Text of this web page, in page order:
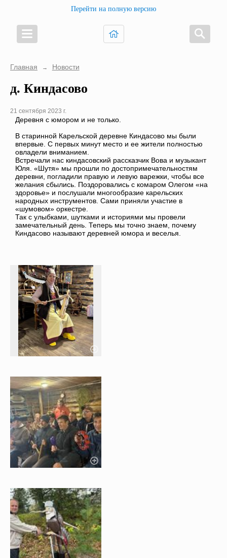
Перейти на полную версию
Главная → Новости
д. Киндасово
21 сентября 2023 г.
Деревня с юмором и не только.
В старинной Карельской деревне Киндасово мы были
впервые. С первых минут место и ее жители полностью
овладели вниманием.
Встречали нас киндасовский рассказчик Вова и музыкант
Юля. «Шутя» мы прошли по достопримечательностям
деревни, погладили правую и левую варежки, чтобы все
желания сбылись. Поздоровались с комаром Олегом «на
здоровье» и послушали многообразие карельских
народных инструментов. Сами приняли участие в
«шумовом» оркестре.
Так с улыбками, шутками и историями мы провели
замечательный день. Теперь мы точно знаем, почему
Киндасово называют деревней юмора и веселья.